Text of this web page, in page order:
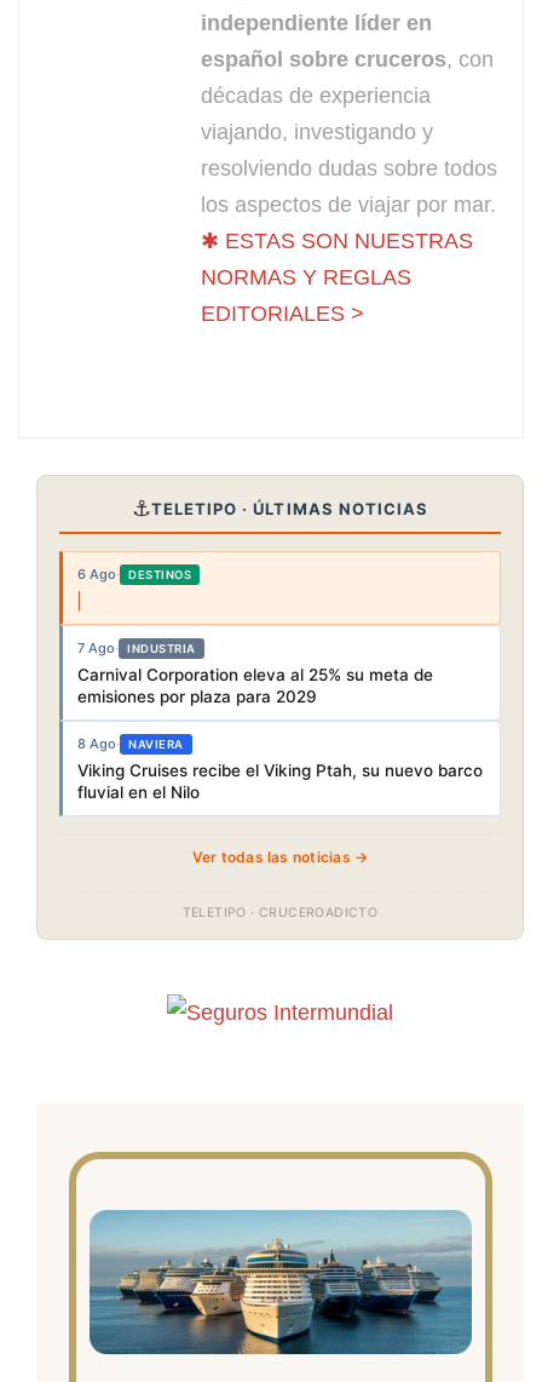
independiente líder en
español sobre cruceros, con
décadas de experiencia
viajando, investigando y
resolviendo dudas sobre todos
los aspectos de viajar por mar.
✱ ESTAS SON NUESTRAS
NORMAS Y REGLAS
EDITORIALES >
⚓TELETIPO · ÚLTIMAS NOTICIAS
6 Ago· DESTINOS
7 Ago· INDUSTRIA
Carnival Corporation eleva al 25% su meta de
emisiones por plaza para 2029
8 Ago· NAVIERA
Viking Cruises recibe el Viking Ptah, su nuevo barco
fluvial en el Nilo
Ver todas las noticias →
TELETIPO · CRUCEROADICTO